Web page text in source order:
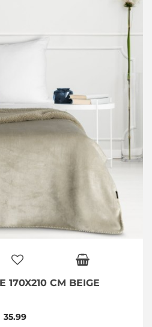
170X210 CM BEIGE
35.99